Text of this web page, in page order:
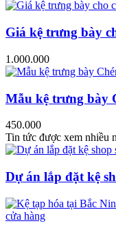
Giá kệ trưng bày
1.000.000
Mẫu kệ trưng bày
450.000
Tin tức được xem nhiều
Dự án lắp đặt kệ